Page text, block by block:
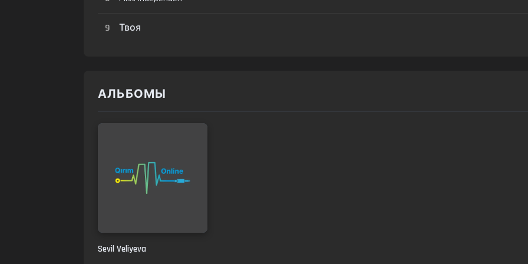
9 Твоя
АЛЬБОМЫ
Sevil Veliyeva